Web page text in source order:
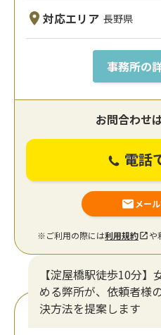
対応エリア 長野県
事務所の
お問合わせ
電話
メー
※ご利用の際には利用規約 や
【淀屋橋駅徒歩10分
める弊所が、依頼者様
決方法を提案します